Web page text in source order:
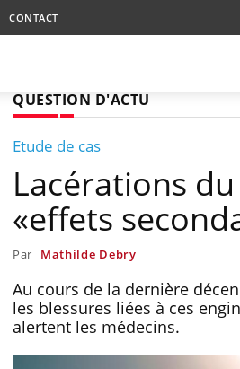
CONTACT
QUESTION D'ACTU
Etude de cas
Lacérations
«effets
Par Mathilde Debry
Au cours de la dernière
les blessures liées à ces
alertent les médecins.